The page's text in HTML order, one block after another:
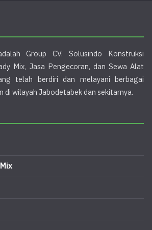
Group CV. Solusindo Konstruksi
Mix, Jasa Pengecoran, dan Sewa Alat
telah berdiri dan melayani berbagai
di wilayah Jabodetabek dan sekitarnya.